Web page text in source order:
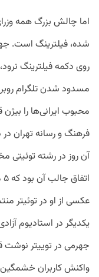
اما چالش بزرگهمه
شده، فیلترینگ است.
روی دکمهفیلترینگ نرود،
مسدود شدنتلگرام
محبوب ایرانیها را بیژن
فرهنگورسانه تهران در
آنروز دررشته توئیتی
اتفاق جالبآن بودکه۵
عکسی از او در توئیتر
یکدیگر در استادیوم
جهرمی در توییتر نوشت
واکنشکاربران خشمگین